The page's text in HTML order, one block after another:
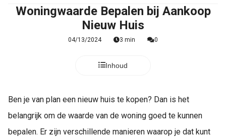
Woningwaarde Bepalen bij Aankoop
Nieuw Huis
04/13/2024 3 min 0
Inhoud
Ben je van plan een nieuw huis te kopen? Dan is het
belangrijk om de waarde van de woning goed te kunnen
bepalen. Er zijn verschillende manieren waarop je dat kunt